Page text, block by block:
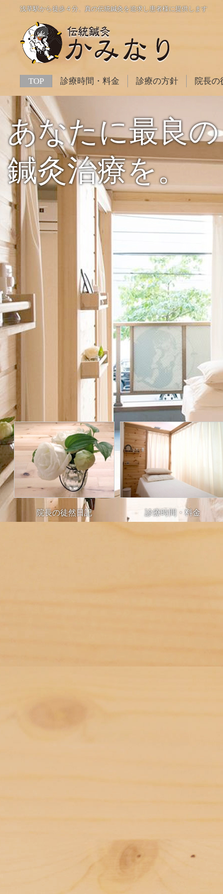
浅草駅から徒歩４分、真の伝統鍼灸を追求し患者様に提供します
TOP 診療時間・料金 診療の方針 院長の
あなたに最良の
鍼灸治療を。
院長の徒然日記 診療時間・料金